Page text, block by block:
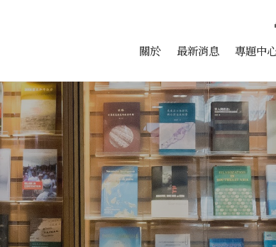
究中心 跳至中央區塊/Main
關於 最新消息 專題中